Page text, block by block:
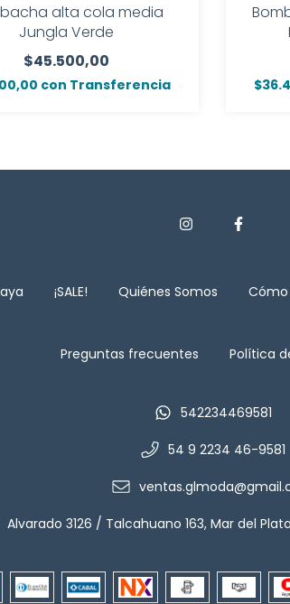
alta cola media
Jungla Verde
$45.500,00
con Transferencia
¡SALE! Quiénes Somos
Preguntas frecuentes Política
542234469581
54 9 2234 46-9581
Alvarado 3126 / Talcahuano 163, Mar del